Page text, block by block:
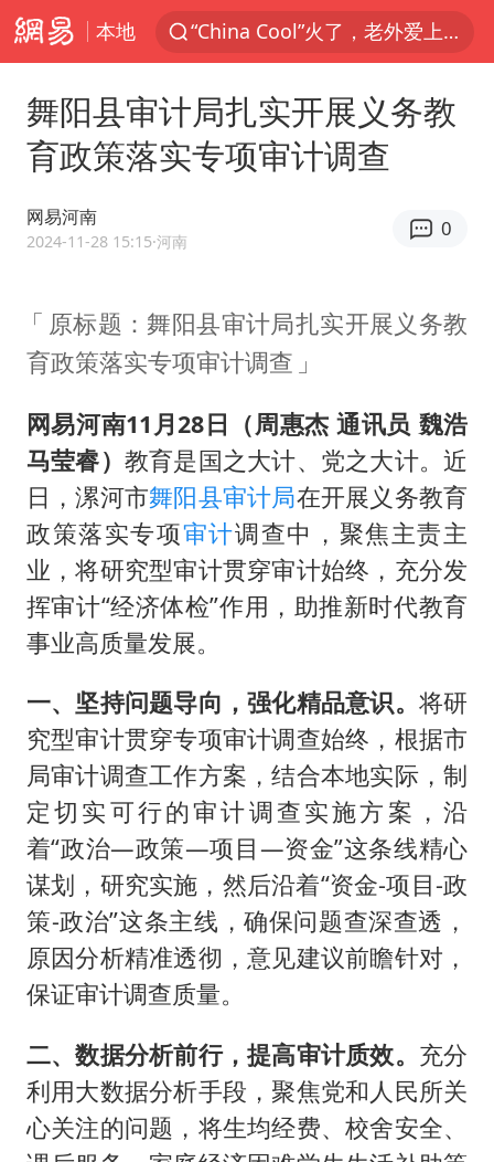
本地
“China Cool”火了，老外爱上中国避暑游
浙江台州《告全体市民书》
伊斯兰版北约来了吗
网约车司机充电时猝死保险拒赔
泰国初中生饮弹自尽前开了26枪
多所高校取消艺考
云南一地村民过火把节意外灼伤16人
店主称换“青海拉面”招牌后生意更好
上半年国内居民出游人次34.63亿
22岁女生独闯南太行失联12天
薛之谦杭州站演唱会取消
张本智和：零封向鹏不意外
“准2万亿”之城点名支持三所大学
习近平心系体育强国建设
舞阳县审计局扎实开展义务教
育政策落实专项审计调查
网易河南
2024-11-28 15:15·河南
0
原标题：舞阳县审计局扎实开展义务教
育政策落实专项审计调查
网易河南11 月28日（周惠杰 通讯员 魏浩
马莹睿） 教育是国之大计、党之大计。近
日，漯河市舞阳县审计局在开展义务教育
政策落实专项审计调查中，聚焦主责主
业，将研究型审计贯穿审计始终，充分发
挥审计“经济体检”作用，助推新时代教育
事业高质量发展。
一、坚持问题导向，强化精品意识。 将研
究型审计贯穿专项审计调查始终，根据市
局审计调查工作方案，结合本地实际，制
定切实可行的审计调查实施方案，沿
着“政治—政策—项目—资金”这条线精心
谋划，研究实施，然后沿着“资金-项目-政
策-政治”这条主线，确保问题查深查透，
原因分析精准透彻，意见建议前瞻针对，
保证审计调查质量。
二、数据分析前行，提高审计质效。 充分
利用大数据分析手段，聚焦党和人民所关
心关注的问题，将生均经费、校舍安全、